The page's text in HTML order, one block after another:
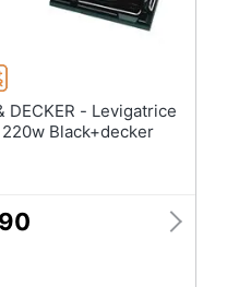
- Levigatrice
Black+decker